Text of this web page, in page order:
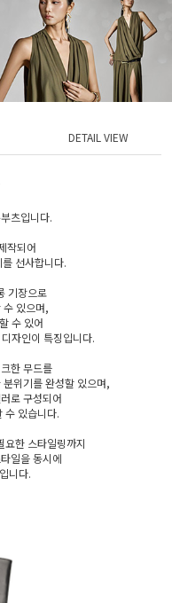
DETAIL VIEW
츠입니다.
작되어
선사합니다.
기장으로
수 있으며,
수 있어
자인이 특징입니다.
한 무드를
위기를 완성할 있으며,
로 구성되어
수 있습니다.
요한 스타일링까지
일을 동시에
니다.